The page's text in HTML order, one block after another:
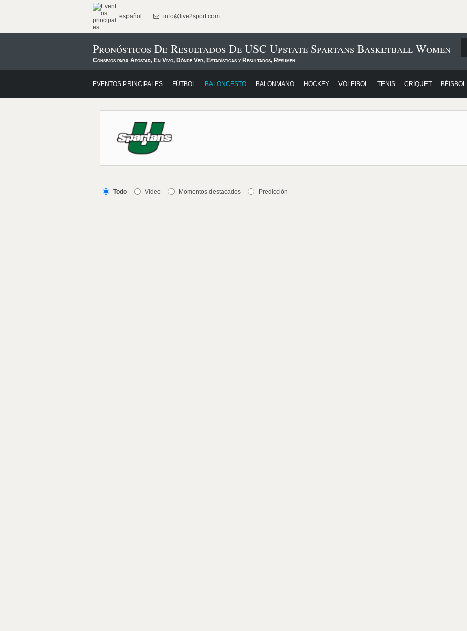
español info@live2sport.com
Pronósticos De Resultados De USC Upstate Spartans Basketball Women
Consejos para Apostar, En Vivo, Dónde Ver, Estadísticas y Resultados, Resumen
EVENTOS PRINCIPALES FÚTBOL BALONCESTO BALONMANO HOCKEY VÓLEIBOL TENIS CRÍQUET BÉISBOL
Todo Video Momentos destacados Predicción